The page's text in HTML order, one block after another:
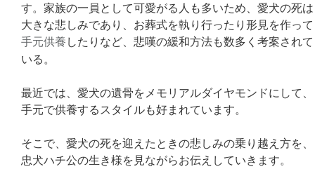
す。家族の一員として可愛がる人も多いため、愛犬の死は
大きな悲しみであり、お葬式を執り行ったり形見を作って
手元供養したりなど、悲嘆の緩和方法も数多く考案されて
いる。
最近では、愛犬の遺骨をメモリアルダイヤモンドにして、
手元で供養するスタイルも好まれています。
そこで、愛犬の死を迎えたときの悲しみの乗り越え方を、
忠犬ハチ公の生き様を見ながらお伝えしていきます。